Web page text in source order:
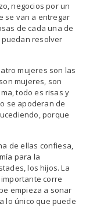
negocios por un
se van a entregar
de cada una de
resolver
mujeres son las
mujeres, son
todo es risas y
se apoderan de
porque
de ellas confiesa,
para la
los hijos. La
corre
empieza a sonar
lo único que puede